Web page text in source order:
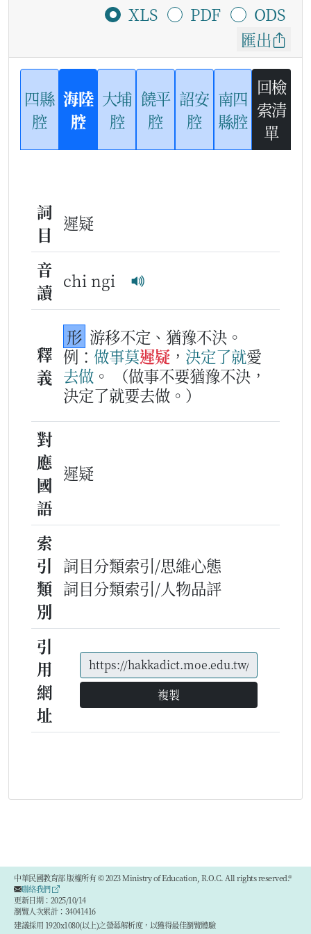
XLS
PDF
ODS
匯出
四縣
腔
海陸
腔
大埔
腔
饒平
腔
詔安
腔
南四
縣腔
回檢
索清
單
詞
目
遲疑
音
讀
chi ngi
釋
義
形 游移不定、猶豫不決。
例： 做事莫遲疑 ， 決定了就愛
去做 。
（做事不要猶豫不決，
決定了就要去做。）
對
應
國
語
遲疑
索
引
類
別
詞目分類索引/思維心態
詞目分類索引/人物品評
引
用
網
址
複製
中華民國教育部 版權所有 © 2023 Ministry of Education, R.O.C. All rights reserved.®
聯絡我們
更新日期：2025/10/14
瀏覽人次累計：34041416
建議採用 1920x1080(以上)之螢幕解析度，以獲得最佳瀏覽體驗